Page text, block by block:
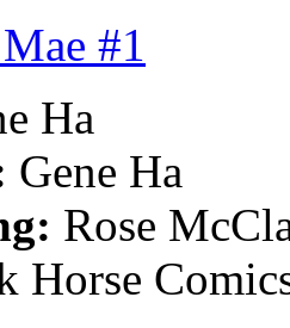
#1
Ha
Gene Ha
Rose
Horse